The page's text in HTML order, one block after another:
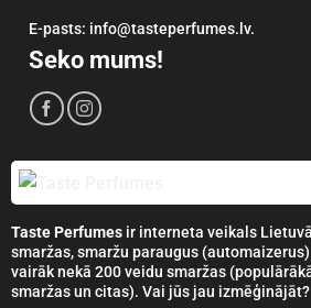
E-pasts: info@tasteperfumes.lv.
Seko mums!
Taste Perfumesir interneta veikals
smaržas, smaržu paraugus
vairāk nekā 200 veidu smaržas
smaržas un citas). Vai jūs jau izmēģinājāt?